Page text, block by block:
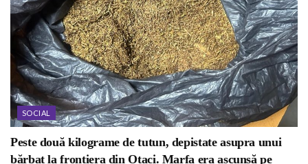
SOCIAL
Peste două kilograme de tutun, depistate asupra unui
bărbat la frontiera din Otaci. Marfa era ascunsă pe